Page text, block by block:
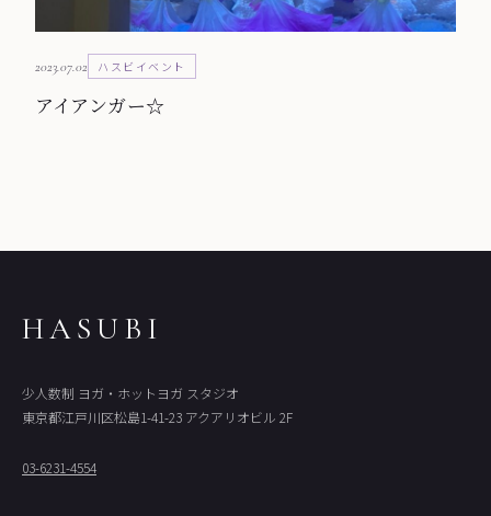
2023.07.02 ハスビイベント
アイアンガー☆
HASUBI
少人数制 ヨガ・ホットヨガ スタジオ
東京都江戸川区松島1-41-23 アクアリオビル 2F
03-6231-4554